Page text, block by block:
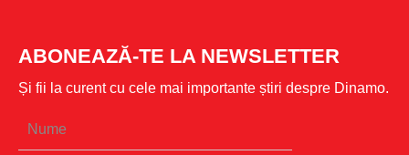
ABONEAZĂ-TE LA NEWSLETTER
Și fii la curent cu cele mai importante știri despre Dinamo.